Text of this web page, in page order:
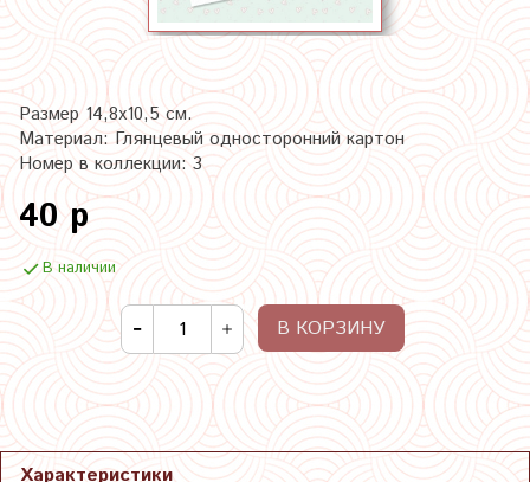
Размер 14,8х10,5 см.
Материал: Глянцевый односторонний картон
Номер в коллекции: 3
40 р
В наличии
В КОРЗИНУ
Характеристики